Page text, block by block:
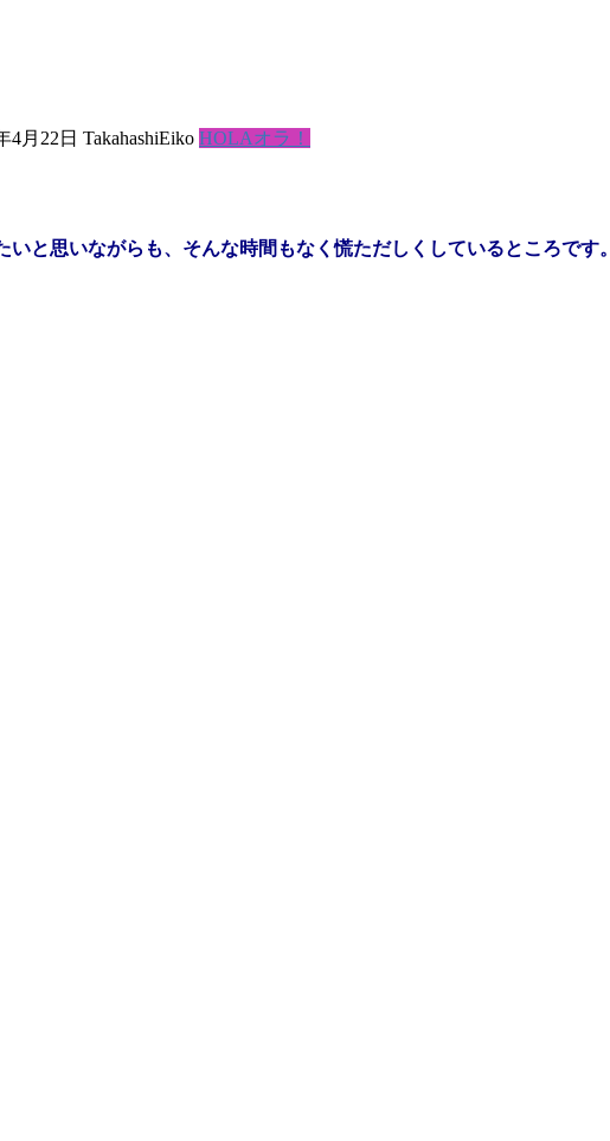
4月22日 TakahashiEiko HOLAオラ！
と思いながらも、 そんな時間もなく慌ただしくしているところです。